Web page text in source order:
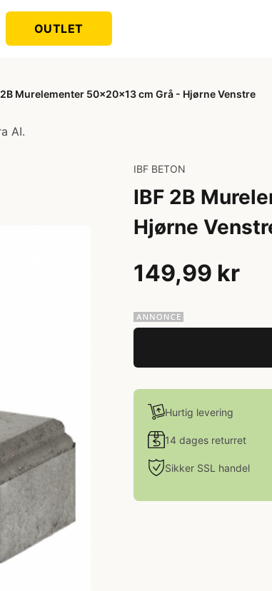
OUTLET
2B Murelementer 50x20x13 cm Grå - Hjørne Venstre
AI.
IBF BETON
IBF 2B
Hjørne
149,99 kr
Hurtig levering
14 dages returret
Sikker SSL handel